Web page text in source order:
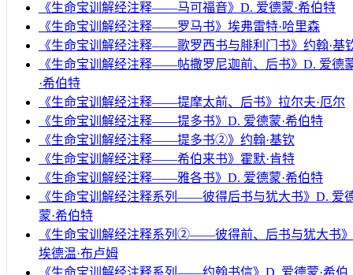
《生命宝训解经注释——马可福音》D. 爱德蒙·希伯特
《生命宝训解经注释——罗马书》埃弗雷特·哈里森
《生命宝训解经注释——歌罗西书与腓利门书》约翰·基
《生命宝训解经注释——帖撒罗尼迦前、后书》D. 爱德
·希伯特
《生命宝训解经注释——提摩太前、后书》拉尔夫·厄尔
《生命宝训解经注释——提多书》D. 爱德蒙·希伯特
《生命宝训解经注释——提多书②》约翰·基钦
《生命宝训解经注释——希伯来书》霍默·肯特
《生命宝训解经注释——雅各书》D. 爱德蒙·希伯特
《生命宝训解经注释系列——彼得后书与犹大书》D. 爱
蒙·希伯特
《生命宝训解经注释系列②——彼得前、后书与犹大书》
埃德温·布卢姆